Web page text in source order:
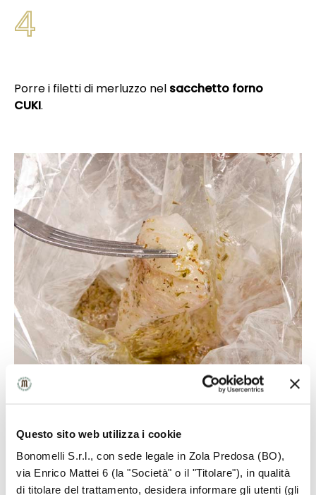
Questo sito web utilizza i cookie
Bonomelli S.r.l., con sede legale in Zola Predosa (BO),
via Enrico Mattei 6 (la "Società" o il "Titolare"), in qualità
di titolare del trattamento, desidera informare gli utenti (gli
4
Porre i filetti di merluzzo nel sacchetto forno
CUKI.
5